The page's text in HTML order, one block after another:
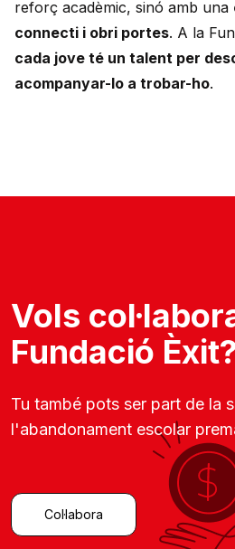
reforç acadèmic, sinó amb una
connecti i obri portes. A la
cada jove té un talent per
acompanyar-lo a trobar-ho.
Vols
Fundació Èxit?
Tu també pots ser part de la
l'abandonament escolar
Col·labora